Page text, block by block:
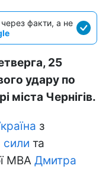
через факти, а не
25
удару по
міста Чернігів.
з
сили та
МВА Дмитра